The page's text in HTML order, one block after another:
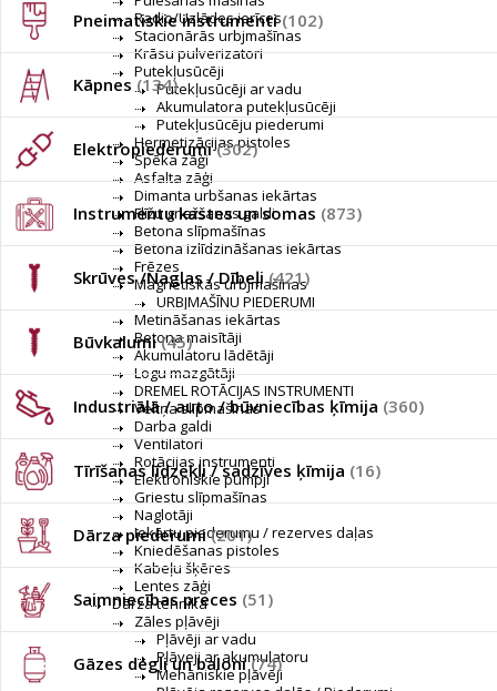
Pneimatiskie instrumenti(102)
Kāpnes (134)
Elektropiederumi(302)
Instrumentu kastes un somas (873)
Skrūves /Naglas / Dībeļi(421)
Būvkalumi(45)
Industriālā / auto / būvniecības ķīmija (360)
Tīrīšanas līdzekļi / sadzīves ķīmija (16)
Dārza piederumi(201)
Saimniecības preces (51)
Gāzes degļi un baloni(74)
Radio/Uzlādes ierīces
Stacionārās urbjmašīnas
Krāsu pulverizatori
Putekļusūcēji
Putekļusūcēji ar vadu
Akumulatora putekļusūcēji
Putekļusūcēju piederumi
Hermetizācijas pistoles
Spēka zāģi
Asfalta zāģi
Dimanta urbšanas iekārtas
Flīžu griežšanas galdi
Betona slīpmašīnas
Betona izlīdzināšanas iekārtas
Frēzes
Magnētiskās urbjmašīnas
URBJMAŠĪNU PIEDERUMI
Metināšanas iekārtas
Betona maisītāji
Akumulatoru lādētāji
Logu mazgātāji
DREMEL ROTĀCIJAS INSTRUMENTI
Veltņa slīpmašīnas
Darba galdi
Ventilatori
Rotācijas instrumenti
Elektroniskie pumpji
Griestu slīpmašīnas
Naglotāji
Iekārtu piederumu / rezerves daļas
Kniedēšanas pistoles
Kabeļu šķēres
Lentes zāģi
Dārza tehnika
Zāles pļāvēji
Pļāvēji ar vadu
Pļāveji ar akumulatoru
Mehāniskie pļāvēji